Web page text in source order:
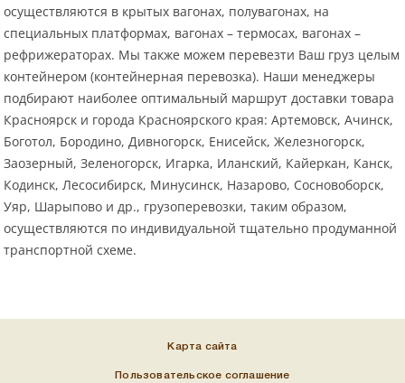
осуществляются в крытых вагонах, полувагонах, на
специальных платформах, вагонах – термосах, вагонах –
рефрижераторах. Мы также можем перевезти Ваш груз целым
контейнером (контейнерная перевозка). Наши менеджеры
подбирают наиболее оптимальный маршрут доставки товара
Красноярск и города Красноярского края: Артемовск, Ачинск,
Боготол, Бородино, Дивногорск, Енисейск, Железногорск,
Заозерный, Зеленогорск, Игарка, Иланский, Кайеркан, Канск,
Кодинск, Лесосибирск, Минусинск, Назарово, Сосновоборск,
Уяр, Шарыпово и др., грузоперевозки, таким образом,
осуществляются по индивидуальной тщательно продуманной
транспортной схеме.
Карта сайта
Пользовательское соглашение